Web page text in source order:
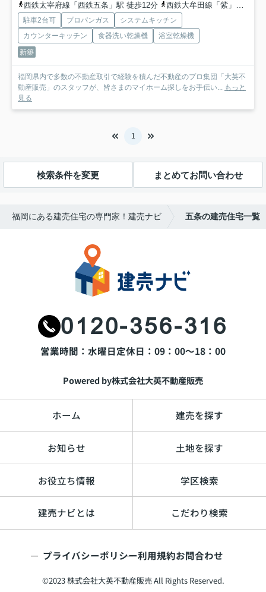
西鉄太宰府線「西鉄五条」駅 徒歩12分
西鉄大牟田線「紫」駅 徒歩27分
駐車2台可 プロパンガス
システムキッチン
カウンターキッチン
食器洗い乾燥機
浴室乾燥機
新築
福岡県内で多数の不動産取引で経験を積んだ不動産のプロ集団「大英不
動産販売」のスタッフが、皆さまのマイホーム探しをお手伝い... もっと
見る
1
検索条件を変更 まとめてお問い合わせ
福岡にある建売住宅の専門家！建売ナビ 五条の建売住宅一覧
0120-356-316
営業時間：水曜日定休日：09：00～18：00
Powered by株式会社大英不動産販売
ホーム 建売を探す
お知らせ 土地を探す
お役立ち情報 学区検索
建売ナビとは こだわり検索
プライバシーポリシー利用規約お問合わせ
©2023 株式会社大英不動産販売 All Rights Reserved.